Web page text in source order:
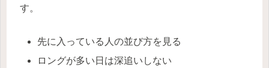
す。
先に入っている人の並び方を見る
ロングが多い日は深追いしない